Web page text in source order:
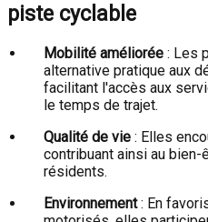
piste cyclable
Mobilité améliorée : Les
alternative pratique aux
facilitant l'accès aux
le temps de trajet.
Qualité de vie : Elles
contribuant ainsi au
résidents.
Environnement: En